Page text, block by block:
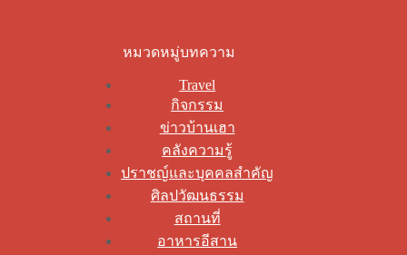
หมวดหมู่บทความ
Travel
กิจกรรม
ข่าวบ้านเฮา
คลังความรู้
ปราชญ์และบุคคลสำคัญ
ศิลปวัฒนธรรม
สถานที่
อาหารอีสาน